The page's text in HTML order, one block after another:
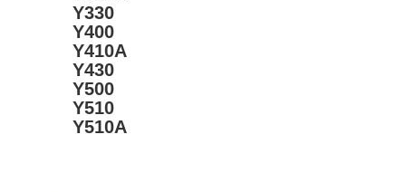
Y330
Y400
Y410A
Y430
Y500
Y510
Y510A